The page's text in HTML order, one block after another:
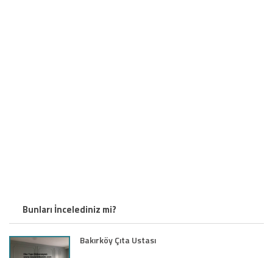
Bunları İncelediniz mi?
Bakırköy Çıta Ustası